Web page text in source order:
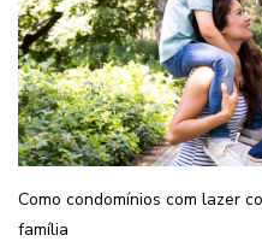
Como condomínios com lazer
família